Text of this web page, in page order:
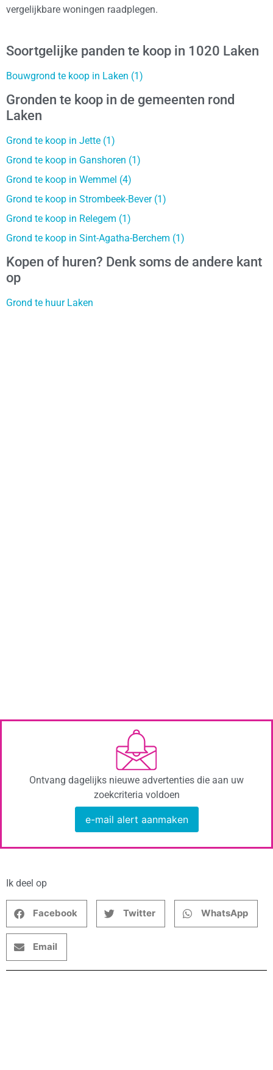
vergelijkbare woningen raadplegen.
Soortgelijke panden te koop in 1020 Laken
Bouwgrond te koop in Laken (1)
Gronden te koop in de gemeenten rond
Laken
Grond te koop in Jette (1)
Grond te koop in Ganshoren (1)
Grond te koop in Wemmel (4)
Grond te koop in Strombeek-Bever (1)
Grond te koop in Relegem (1)
Grond te koop in Sint-Agatha-Berchem (1)
Kopen of huren? Denk soms de andere kant
op
Grond te huur Laken
Ontvang dagelijks nieuwe advertenties die aan uw
zoekcriteria voldoen
e-mail alert aanmaken
Ik deel op
Facebook Twitter WhatsApp
Email